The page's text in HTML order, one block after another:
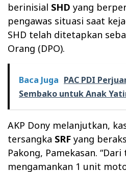
berinisial SHD yang
pengawas situasi saat
SHD telah ditetapkan
Orang (DPO).
Baca Juga PAC PDI
Sembako untuk Anak
AKP Dony melanjutkan,
tersangka SRF yang
Pakong, Pamekasan.
mengamankan 1 unit